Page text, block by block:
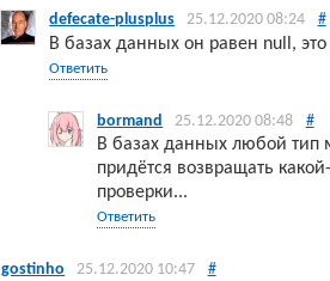
defecate-plusplus 25.12.2020 08:24 #
В базах данных он равен null, это
Ответить
bormand 25.12.2020 08:48 #
В базах данных любой тип
придётся возвращать
проверки...
Ответить
gostinho 25.12.2020 10:47 #